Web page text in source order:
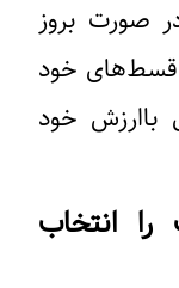
صورت بروز
قسط‌های خود
باارزش خود
انتخاب